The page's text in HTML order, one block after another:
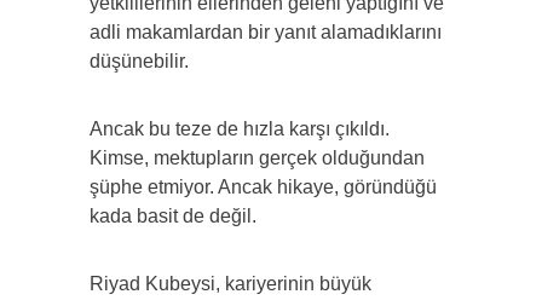
adli makamlardan bir yanıt alamadıklarını
düşünebilir.
Ancak bu teze de hızla karşı çıkıldı.
Kimse, mektupların gerçek olduğundan
şüphe etmiyor. Ancak hikaye, göründüğü
kada basit de değil.
Riyad Kubeysi, kariyerinin büyük